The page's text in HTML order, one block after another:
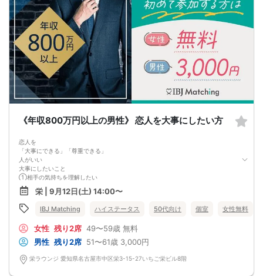
《年収800万円以上の男性》 恋人を大事にしたい方
恋人を
「大事にできる」「尊重できる」
人がいい
大事にしたいこと
①相手の気持ちを理解したい
違いを認め合える2人になりたい
②気持ちを素直に言葉にできる
「ありがとう」「ごめんね」「お疲れ様」
③どんな時も誠実さを忘れない
内面の自分磨きを続けるお相手なら
その美しさは外見にも表れてくる♡
これからの人生を隣で歩むお相手との出会いがここに​​​​​​
栄 | 9月12日(土) 14:00〜
IBJ Matching ハイステータス 50代向け 個室 女性無料
女性 残り2席 49〜59歳 無料
男性 残り2席 51〜61歳 3,000円
栄ラウンジ 愛知県名古屋市中区栄3-15-27いちご栄ビル8階